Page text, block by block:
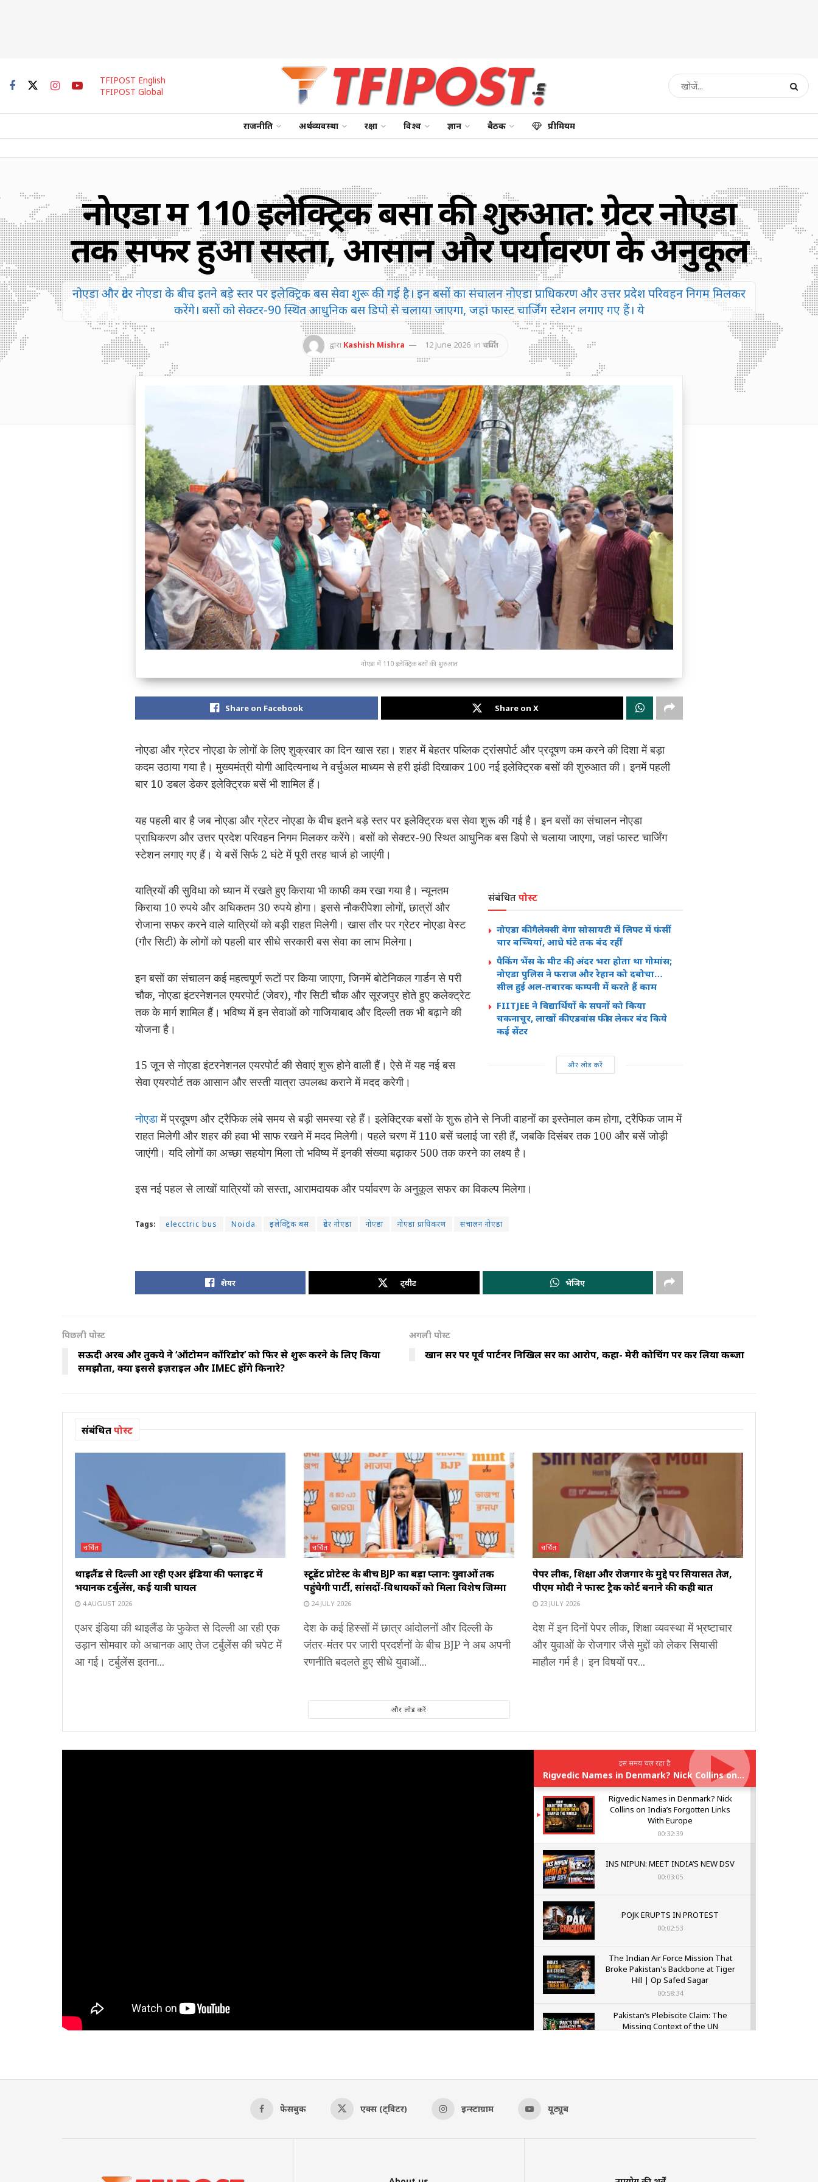
TFIPOST English
TFIPOST Global
राजनीति अर्थव्यवस्था रक्षा विश्व ज्ञान बैठक प्रीमियम
नोएडा में 110 इलेक्ट्रिक बसों की शुरुआत: ग्रेटर नोएडा
तक सफर हुआ सस्ता, आसान और पर्यावरण के अनुकूल
नोएडा और ग्रेटर नोएडा के बीच इतने बड़े स्तर पर इलेक्ट्रिक बस सेवा शुरू की गई है। इन बसों का संचालन नोएडा प्राधिकरण और उत्तर प्रदेश परिवहन निगम मिलकर
करेंगे। बसों को सेक्टर-90 स्थित आधुनिक बस डिपो से चलाया जाएगा, जहां फास्ट चार्जिंग स्टेशन लगाए गए हैं। ये
द्वारा Kashish Mishra 12 June 2026 in चर्चित
नोएडा में 110 इलेक्ट्रिक बसों की शुरुआत
Share on Facebook Share on X
नोएडा और ग्रेटर नोएडा के लोगों के लिए शुक्रवार का दिन खास रहा। शहर में बेहतर पब्लिक ट्रांसपोर्ट और प्रदूषण कम करने की दिशा में बड़ा
कदम उठाया गया है। मुख्यमंत्री योगी आदित्यनाथ ने वर्चुअल माध्यम से हरी झंडी दिखाकर 100 नई इलेक्ट्रिक बसों की शुरुआत की। इनमें पहली
बार 10 डबल डेकर इलेक्ट्रिक बसें भी शामिल हैं।
यह पहली बार है जब नोएडा और ग्रेटर नोएडा के बीच इतने बड़े स्तर पर इलेक्ट्रिक बस सेवा शुरू की गई है। इन बसों का संचालन नोएडा
प्राधिकरण और उत्तर प्रदेश परिवहन निगम मिलकर करेंगे। बसों को सेक्टर-90 स्थित आधुनिक बस डिपो से चलाया जाएगा, जहां फास्ट चार्जिंग
स्टेशन लगाए गए हैं। ये बसें सिर्फ 2 घंटे में पूरी तरह चार्ज हो जाएंगी।
संबंधितपोस्ट
नोएडा की गैलेक्सी वेगा सोसायटी में लिफ्ट में फंसीं
चार बच्चियां, आधे घंटे तक बंद रहीं
पैकिंग भैंस के मीट की, अंदर भरा होता था गोमांस;
नोएडा पुलिस ने फराज और रेहान को दबोचा…
सील हुई अल-तबारक कम्पनी में करते हैं काम
FIITJEE ने विद्यार्थियों के सपनों को किया
चकनाचूर, लाखों की एडवांस फीस लेकर बंद किये
कई सेंटर
और लोड करें
यात्रियों की सुविधा को ध्यान में रखते हुए किराया भी काफी कम रखा गया है। न्यूनतम
किराया 10 रुपये और अधिकतम 30 रुपये होगा। इससे नौकरीपेशा लोगों, छात्रों और
रोजाना सफर करने वाले यात्रियों को बड़ी राहत मिलेगी। खास तौर पर ग्रेटर नोएडा वेस्ट
(गौर सिटी) के लोगों को पहली बार सीधे सरकारी बस सेवा का लाभ मिलेगा।
इन बसों का संचालन कई महत्वपूर्ण रूटों पर किया जाएगा, जिनमें बोटेनिकल गार्डन से परी
चौक, नोएडा इंटरनेशनल एयरपोर्ट (जेवर), गौर सिटी चौक और सूरजपुर होते हुए कलेक्ट्रेट
तक के मार्ग शामिल हैं। भविष्य में इन सेवाओं को गाजियाबाद और दिल्ली तक भी बढ़ाने की
योजना है।
15 जून से नोएडा इंटरनेशनल एयरपोर्ट की सेवाएं शुरू होने वाली हैं। ऐसे में यह नई बस
सेवा एयरपोर्ट तक आसान और सस्ती यात्रा उपलब्ध कराने में मदद करेगी।
नोएडामें प्रदूषण और ट्रैफिक लंबे समय से बड़ी समस्या रहे हैं। इलेक्ट्रिक बसों के शुरू होने से निजी वाहनों का इस्तेमाल कम होगा, ट्रैफिक जाम में
राहत मिलेगी और शहर की हवा भी साफ रखने में मदद मिलेगी। पहले चरण में 110 बसें चलाई जा रही हैं, जबकि दिसंबर तक 100 और बसें जोड़ी
जाएंगी। यदि लोगों का अच्छा सहयोग मिला तो भविष्य में इनकी संख्या बढ़ाकर 500 तक करने का लक्ष्य है।
इस नई पहल से लाखों यात्रियों को सस्ता, आरामदायक और पर्यावरण के अनुकूल सफर का विकल्प मिलेगा।
Tags: elecctric bus Noida इलेक्ट्रिक बस ग्रेटर नोएडा नोएडा नोएडा प्राधिकरण संचालन नोएडा
शेयर ट्वीट भेजिए
पिछली पोस्ट
सऊदी अरब और तुर्किये ने ‘ऑटोमन कॉरिडोर’ को फिर से शुरू करने के लिए किया
समझौता, क्या इससे इज़राइल और IMEC होंगे किनारे?
अगली पोस्ट
खान सर पर पूर्व पार्टनर निखिल सर का आरोप, कहा- मेरी कोचिंग पर कर लिया कब्जा
संबंधितपोस्ट
चर्चित
थाइलैंड से दिल्ली आ रही एअर इंडिया की फ्लाइट में
भयानक टर्बुलेंस, कई यात्री घायल
4 AUGUST 2026
एअर इंडिया की थाइलैंड के फुकेत से दिल्ली आ रही एक
उड़ान सोमवार को अचानक आए तेज टर्बुलेंस की चपेट में
आ गई। टर्बुलेंस इतना...
चर्चित
स्टूडेंट प्रोटेस्ट के बीच BJP का बड़ा प्लान: युवाओं तक
पहुंचेगी पार्टी, सांसदों-विधायकों को मिला विशेष जिम्मा
24 JULY 2026
देश के कई हिस्सों में छात्र आंदोलनों और दिल्ली के
जंतर-मंतर पर जारी प्रदर्शनों के बीच BJP ने अब अपनी
रणनीति बदलते हुए सीधे युवाओं...
चर्चित
पेपर लीक, शिक्षा और रोजगार के मुद्दे पर सियासत तेज,
पीएम मोदी ने फास्ट ट्रैक कोर्ट बनाने की कही बात
23 JULY 2026
देश में इन दिनों पेपर लीक, शिक्षा व्यवस्था में भ्रष्टाचार
और युवाओं के रोजगार जैसे मुद्दों को लेकर सियासी
माहौल गर्म है। इन विषयों पर...
और लोड करें
इस समय चल रहा है
Rigvedic Names in Denmark? Nick Collins on India’s Forgotten Links With Europe
Rigvedic Names in Denmark? Nick
Collins on India’s Forgotten Links
With Europe
00:32:39
INS NIPUN: MEET INDIA’S NEW DSV
00:03:05
POJK ERUPTS IN PROTEST
00:02:53
The Indian Air Force Mission That
Broke Pakistan's Backbone at Tiger
Hill | Op Safed Sagar
00:58:34
Pakistan’s Plebiscite Claim: The
Missing Context of the UN
फेसबुक एक्स (ट्विटर) इन्स्टाग्राम यूट्यूब